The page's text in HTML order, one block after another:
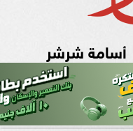
أسامة شرشر